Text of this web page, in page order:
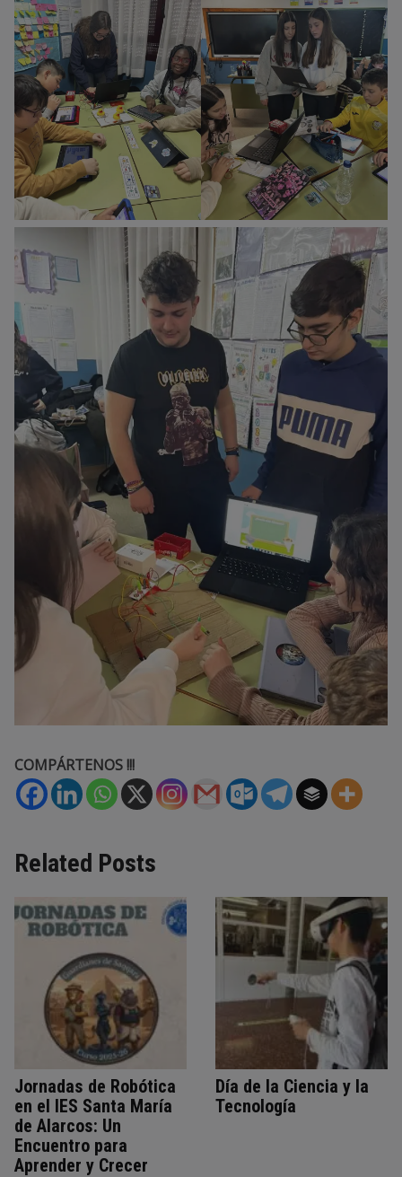
COMPÁRTENOS !!!
Related Posts
Jornadas de Robótica
en el IES Santa María
de Alarcos: Un
Encuentro para
Aprender y Crecer
Día de la Ciencia y la
Tecnología